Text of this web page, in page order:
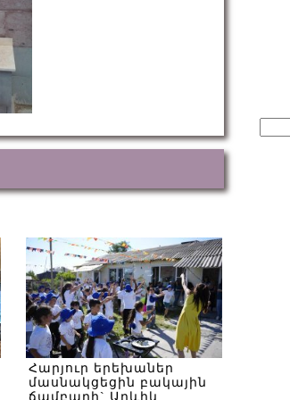
Հարյուր երեխաներ
մասնակցեցին բակային
ճամբարի` Արևիկ
for: